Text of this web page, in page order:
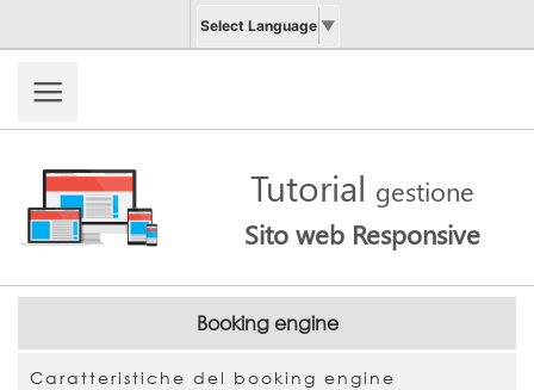
Select Language ▼
Tutorial gestione
Sito web Responsive
Booking engine
Caratteristiche del booking engine